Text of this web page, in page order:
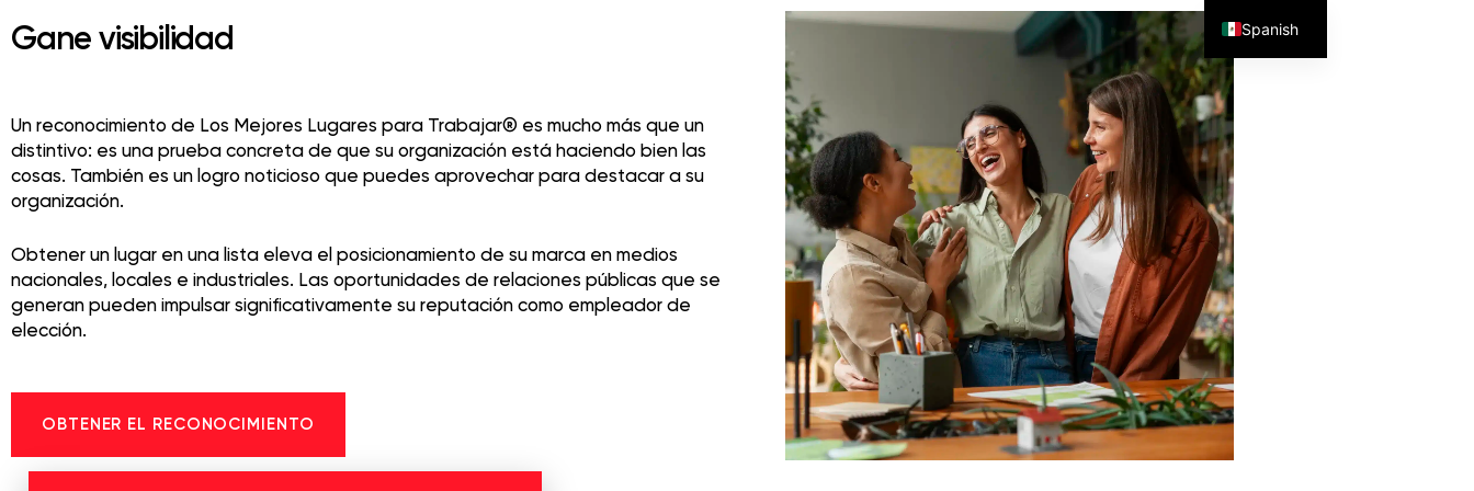
Gane visibilidad
Un reconocimiento de Los Mejores Lugares para Trabajar® es mucho más que un
distintivo: es una prueba concreta de que su organización está haciendo bien las
cosas. También es un logro noticioso que puedes aprovechar para destacar a su
organización.
Obtener un lugar en una lista eleva el posicionamiento de su marca en medios
nacionales, locales e industriales. Las oportunidades de relaciones públicas que se
generan pueden impulsar significativamente su reputación como empleador de
elección.
OBTENER EL RECONOCIMIENTO
Spanish